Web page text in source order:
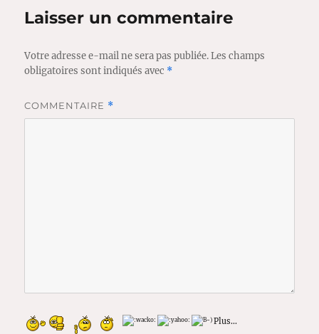
Laisser un commentaire
Votre adresse e-mail ne sera pas publiée. Les champs
obligatoires sont indiqués avec *
COMMENTAIRE *
Plus...